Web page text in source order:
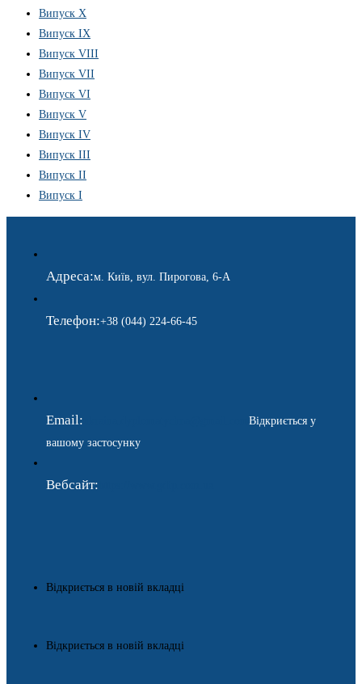
Випуск X
Випуск IX
Випуск VIII
Випуск VII
Випуск VI
Випуск V
Випуск IV
Випуск III
Випуск II
Випуск I
Адреса:м. Київ, вул. Пирогова, 6-А
Телефон:+38 (044) 224-66-45
Email:
Відкриється у
вашому застосунку
Вебсайт:
Відкриється в новій вкладці
Відкриється в новій вкладці